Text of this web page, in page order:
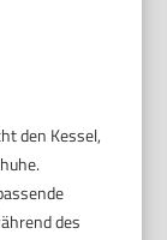
den Kessel,
des